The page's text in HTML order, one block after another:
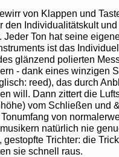
von Klappen und
den Individualitätskult
Jeder Ton hat seine
ist das
glänzend polierten
- dank eines winzigen
reed), das durch
will. Dann zittert die
vom Schließen und
von
natürlich nie
gestopfte Trichter: die
sie schnell raus.